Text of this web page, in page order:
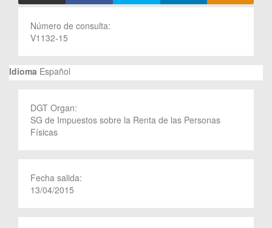
Número de consulta:
V1132-15
Idioma Español
DGT Organ:
SG de Impuestos sobre la Renta de las Personas
Físicas
Fecha salida:
13/04/2015